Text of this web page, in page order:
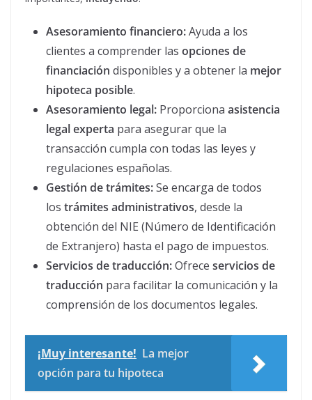
Asesoramiento financiero:Ayuda a los
clientes a comprender las opciones de
financiación disponibles y a obtener la mejor
hipoteca posible.
Asesoramiento legal: Proporciona asistencia
legal experta para asegurar que la
transacción cumpla con todas las leyes y
regulaciones españolas.
Gestión de trámites:Se encarga de todos
los trámites administrativos, desde la
obtención del NIE (Número de Identificación
de Extranjero) hasta el pago de impuestos.
Servicios de traducción:Ofrece servicios de
traducción para facilitar la comunicación y la
comprensión de los documentos legales.
¡Muy interesante! La mejor
opción para tu hipoteca